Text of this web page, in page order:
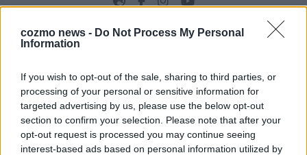
cozmo news - Do Not Process My Personal
Information
If you wish to opt-out of the sale, sharing to third parties, or
processing of your personal or sensitive information for
targeted advertising by us, please use the below opt-out
section to confirm your selection. Please note that after your
opt-out request is processed you may continue seeing
interest-based ads based on personal information utilized by